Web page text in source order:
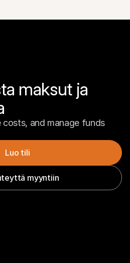
maksut ja
costs, and manage funds
Luo tili
myyntiin